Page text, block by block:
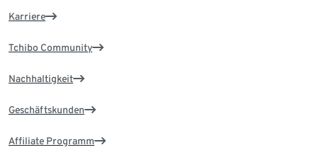
Karriere
Tchibo Community
Nachhaltigkeit
Geschäftskunden
Affiliate Programm